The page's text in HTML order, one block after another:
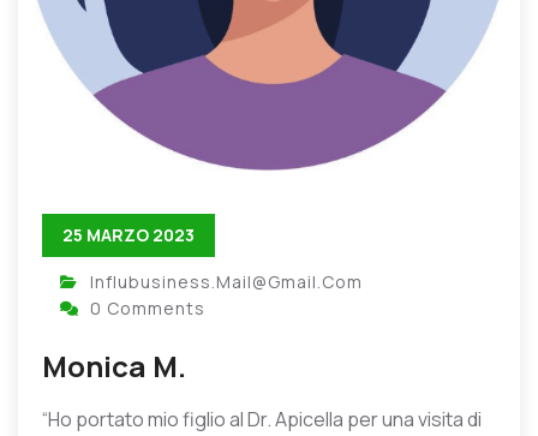
25 MARZO 2023
Influbusiness.mail@gmail.com
0 Comments
Monica M.
“Ho portato mio figlio al Dr. Apicella per una visita di